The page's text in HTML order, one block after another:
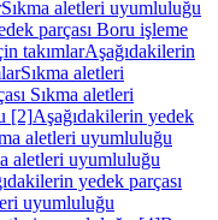
Sıkma aletleri uyumluluğu
parçası Boru işleme
takımlarAşağıdakilerin
Sıkma aletleri
Sıkma aletleri
[2]Aşağıdakilerin yedek
aletleri uyumluluğu
aletleri uyumluluğu
yedek parçası
uyumluluğu